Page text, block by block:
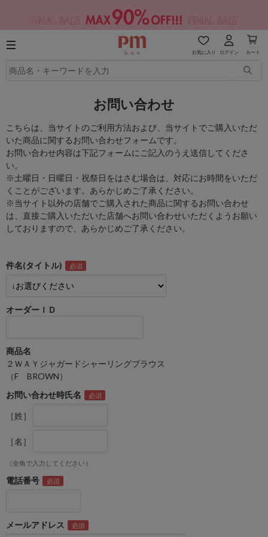
お気に入り ログイン カート
お問い合わせ
こちらは、当サイトのご利用方法および、当サイトでご購入いただ
いた商品に関するお問い合わせフォームです。
お問い合わせ内容は下記フォームにご記入のうえ送信してくださ
い。
※土曜日・日曜日・祝祭日をはさむ場合は、対応にお時間をいただ
くことがございます。あらかじめご了承ください。
※当サイト以外の店舗でご購入された商品に関するお問い合わせ
は、直接ご購入いただいた店舗へお問い合わせいただくようお願い
しておりますので、あらかじめご了承ください。
件名(タイトル)
オーダーＩＤ
商品名
２ＷＡＹジャガードシャーリングブラウス
（F BROWN）
お問い合わせ時氏名
［姓］
［名］
（全角で入力してください）
電話番号
メールアドレス